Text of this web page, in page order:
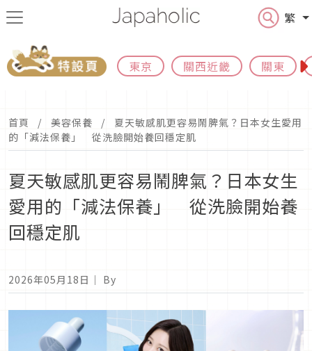
繁
東京 關西近畿 關東
首頁 美容保養
夏天敏感肌更容易鬧脾氣？日本女生愛用
的「減法保養」 從洗臉開始養回穩定肌
夏天敏感肌更容易鬧脾氣？日本女生
愛用的「減法保養」 從洗臉開始養
回穩定肌
2026年05月18日 ｜ By